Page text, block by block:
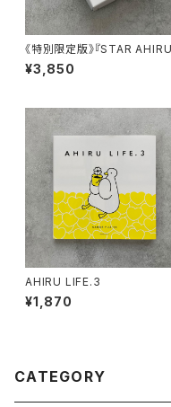
《特別限定版》『STAR
OX（日本版）』
¥3,850
AHIRU LIFE.3
¥1,870
CATEGORY